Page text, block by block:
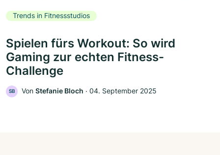
Trends in Fitnessstudios
Spielen fürs Workout: So wird
Gaming zur echten Fitness-
Challenge
SB Von Stefanie Bloch ‧ 04. September 2025